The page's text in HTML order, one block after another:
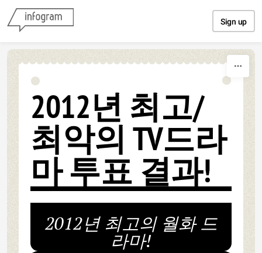
Sign up
2012년 최고/
최악의 TV드라
마 투표 결과!
2012년 최고의 월화 드
라마!